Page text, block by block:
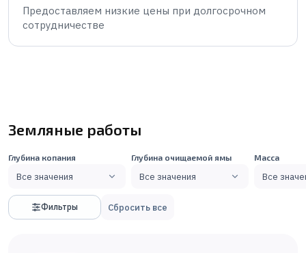
Предоставляем низкие цены при долгосрочном
сотрудничестве
Земляные работы
Глубина копания
Все значения
Глубина очищаемой ямы
Все значения
Масса
Все
Фильтры Сбросить все